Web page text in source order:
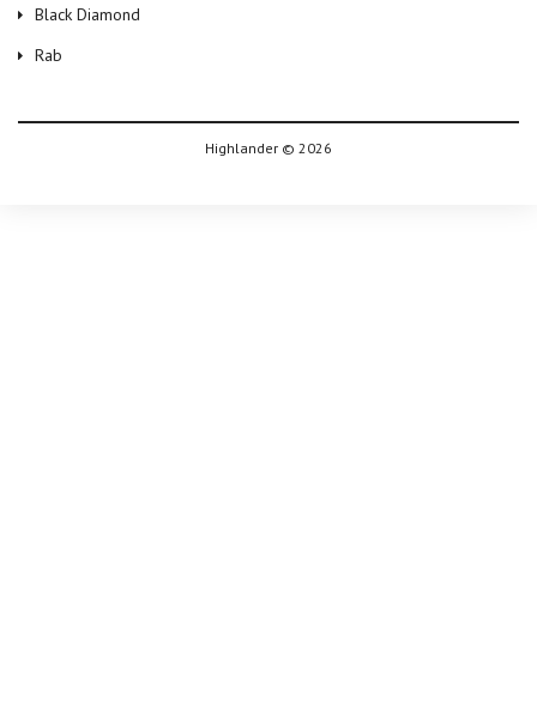
Black Diamond
Rab
Highlander © 2026